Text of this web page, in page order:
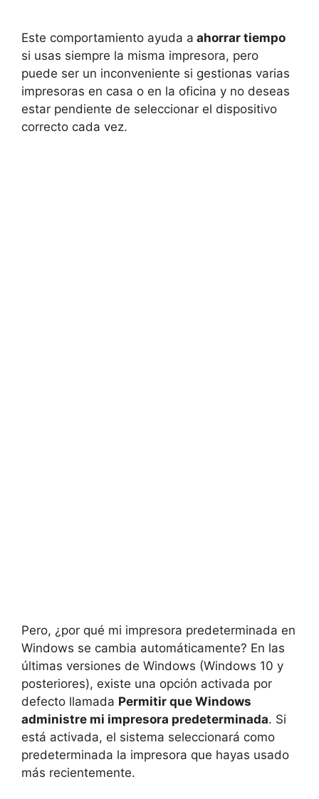
Este comportamiento ayuda a ahorrar tiempo
si usas siempre la misma impresora, pero
puede ser un inconveniente si gestionas varias
impresoras en casa o en la oficina y no deseas
estar pendiente de seleccionar el dispositivo
correcto cada vez.
Pero, ¿por qué mi impresora predeterminada en
Windows se cambia automáticamente? En las
últimas versiones de Windows (Windows 10 y
posteriores), existe una opción activada por
defecto llamada Permitir que Windows
administre mi impresora predeterminada. Si
está activada, el sistema seleccionará como
predeterminada la impresora que hayas usado
más recientemente.